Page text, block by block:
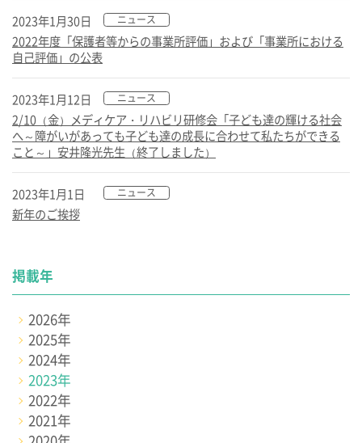
2023年1月30日 ニュース
2022年度「保護者等からの事業所評価」および「事業所における
自己評価」の公表
2023年1月12日 ニュース
2/10（金）メディケア・リハビリ研修会「子ども達の輝ける社会
へ～障がいがあっても子ども達の成長に合わせて私たちができる
こと～」安井隆光先生（終了しました）
2023年1月1日 ニュース
新年のご挨拶
掲載年
2026年
2025年
2024年
2023年
2022年
2021年